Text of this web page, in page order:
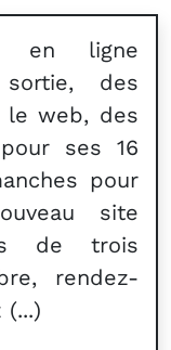
en ligne
des
le web, des
ses 16
pour
site
de trois
rendez-